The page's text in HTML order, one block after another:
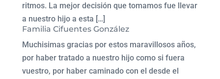
ritmos. La mejor decisión que tomamos fue llevar
a nuestro hijo a esta […]
Familia Cifuentes González
Muchisimas gracias por estos maravillosos años,
por haber tratado a nuestro hijo como si fuera
vuestro, por haber caminado con el desde el